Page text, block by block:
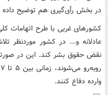
در بخش رأی‌گیری هم توضیح
کشورهای غربی با طرح اتهامات
عادلانه و... در کشور موردنظر
نقض حقوق بشر کند. این در
وارده دفاع کنند.